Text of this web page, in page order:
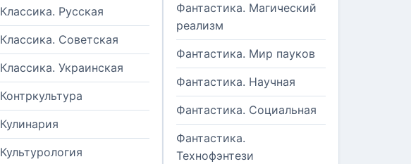
Классика. Русская
Классика. Советская
Классика. Украинская
Контркультура
Кулинария
Культурология
Фантастика. Магический
реализм
Фантастика. Мир пауков
Фантастика. Научная
Фантастика. Социальная
Фантастика.
Технофэнтези